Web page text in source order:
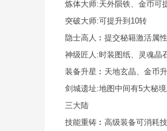
炼体大师:天外陨铁、金币可
突破大师:可提升到10转
隐士高人︰提交秘籍激活属
神级匠人:时装图纸、灵魂晶
装备升星︰天地玄晶、金币
剑城遗址:地图中间有5大秘境
三大陆
技能重铸︰高级装备可消耗